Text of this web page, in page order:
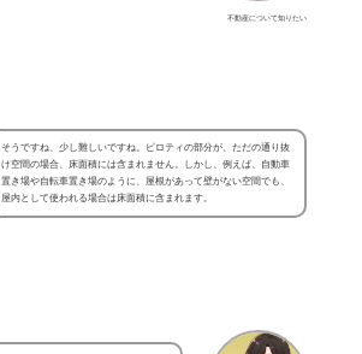
不動産について知りたい
そうですね、少し難しいですね。ピロティの部分が、ただの通り抜
け空間の場合、床面積には含まれません。しかし、例えば、自動車
置き場や自転車置き場のように、屋根があって壁がない空間でも、
屋内として使われる場合は床面積に含まれます。